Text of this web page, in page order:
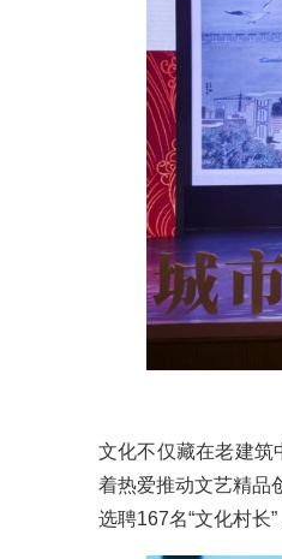
文化不仅藏在老建筑
着热爱推动文艺精品
选聘167名“文化村长